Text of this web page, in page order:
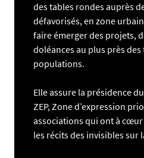
des tables rondes auprès
défavorisés, en zone
faire émerger des projets,
doléances au plus près
populations.
Elle assure la présidence
ZEP, Zone d’expression
associations qui ont à
les récits des invisibles sur